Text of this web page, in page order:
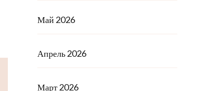
Май 2026
Апрель 2026
Март 2026